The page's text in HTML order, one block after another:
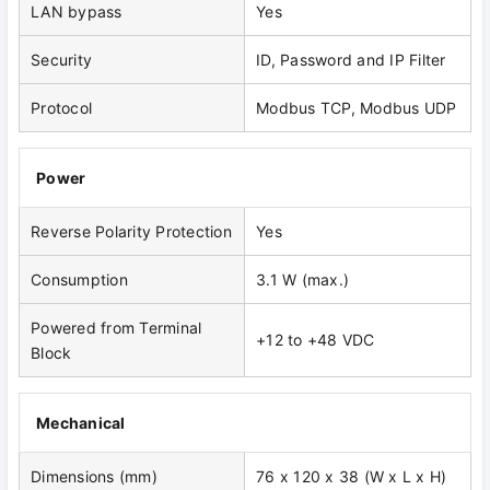
LAN bypass Yes
Security ID, Password and IP Filter
Protocol Modbus TCP, Modbus UDP
Power
Reverse Polarity Protection Yes
Consumption 3.1 W (max.)
Powered from Terminal
Block
+12 to +48 VDC
Mechanical
Dimensions (mm) 76 x 120 x 38 (W x L x H)